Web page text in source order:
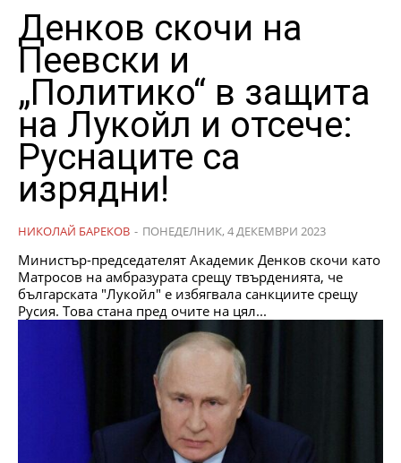
Денков скочи на
Пеевски и
„Политико“ в защита
на Лукойл и отсече:
Руснаците са
изрядни!
НИКОЛАЙ БАРЕКОВ - ПОНЕДЕЛНИК, 4 ДЕКЕМВРИ 2023
Министър-председателят Академик Денков скочи като
Матросов на амбразурата срещу твърденията, че
българската "Лукойл" е избягвала санкциите срещу
Русия. Това стана пред очите на цял...